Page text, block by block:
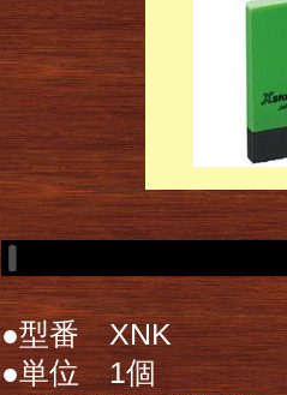
●型番 XNK
●単位 1個